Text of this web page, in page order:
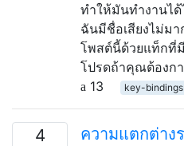
ทำให้มันทำงานไ
ฉันมีชื่อเสียงไม่ม
โพสต์นี้ด้วยแท็กที่
โปรดถ้าคุณต้องก
13
key-bindings
4
ความแตกต่าง